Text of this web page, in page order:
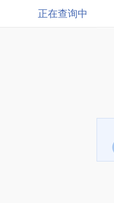
正在查询中